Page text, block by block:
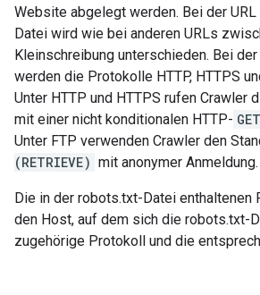
Website abgelegt werden. Bei der
Datei wird wie bei anderen URLs
Kleinschreibung unterschieden. Bei
werden die Protokolle HTTP, HTTPS
Unter HTTP und HTTPS rufen Crawler
mit einer nicht konditionalen HTTP- GET
Unter FTP verwenden Crawler den
(RETRIEVE) mit anonymer Anmeldung.
Die in der robots.txt-Datei enthaltenen
den Host, auf dem sich die robots.txt-
zugehörige Protokoll und die